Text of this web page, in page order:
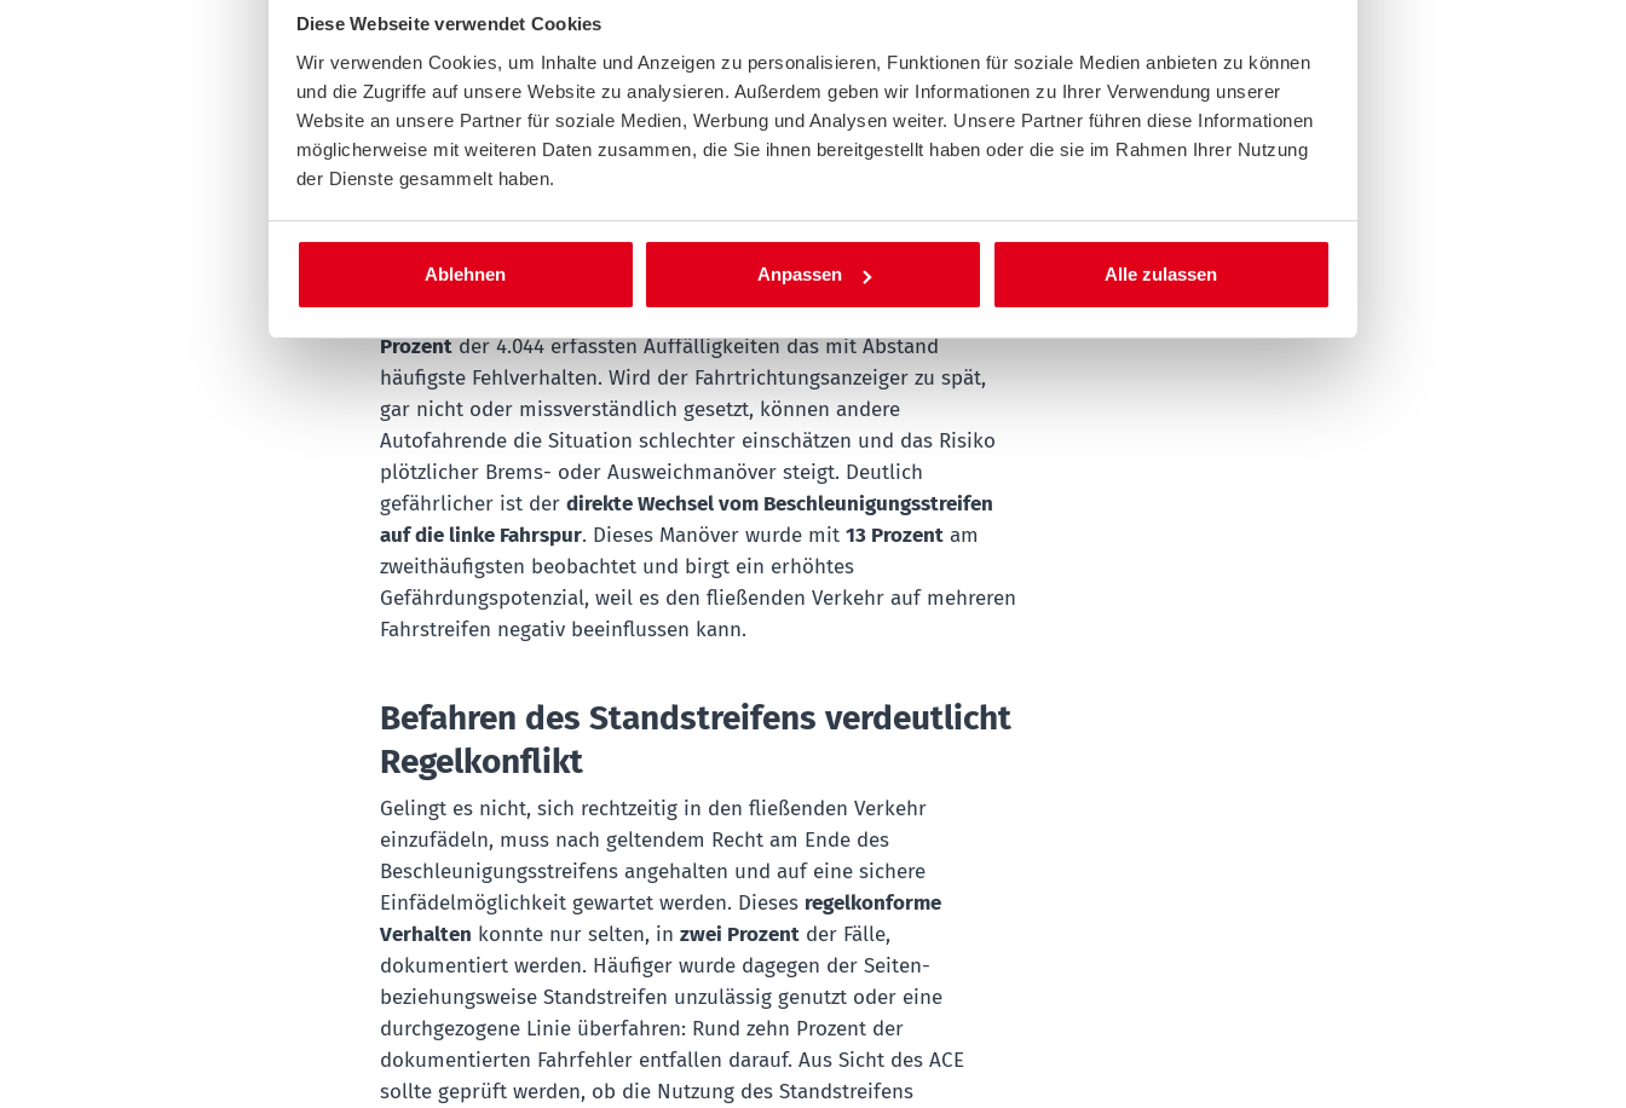
Diese Webseite verwendet Cookies
Wir verwenden Cookies, um Inhalte und Anzeigen zu personalisieren, Funktionen für soziale Medien anbieten zu können
und die Zugriffe auf unsere Website zu analysieren. Außerdem geben wir Informationen zu Ihrer Verwendung unserer
Website an unsere Partner für soziale Medien, Werbung und Analysen weiter. Unsere Partner führen diese Informationen
möglicherweise mit weiteren Daten zusammen, die Sie ihnen bereitgestellt haben oder die sie im Rahmen Ihrer Nutzung
der Dienste gesammelt haben.
Ablehnen Anpassen Alle zulassen
Fehler beim Blinken sind das häufigste
Problem beim Auffahren
Wer sicher auf eine Fernstraße auffahren möchte, sollte den
Beschleunigungsstreifen über seine gesamte Länge nutzen,
frühzeitig blinken und die Geschwindigkeit zügig an den fließenden
Verkehr anpassen. Dass genau das vielen Verkehrsteilnehmenden
nicht immer gelingt, zeigen die Ergebnisse der ACE-Untersuchung:
Fehlerhaftes, falsches oder unterlassenes Blinken war mit 69
Prozentder 4.044 erfassten Auffälligkeiten das mit Abstand
häufigste Fehlverhalten. Wird der Fahrtrichtungsanzeiger zu spät,
gar nicht oder missverständlich gesetzt, können andere
Autofahrende die Situation schlechter einschätzen und das Risiko
plötzlicher Brems- oder Ausweichmanöver steigt. Deutlich
gefährlicher ist der direkte Wechsel vom Beschleunigungsstreifen
auf die linke Fahrspur. Dieses Manöver wurde mit 13 Prozentam
zweithäufigsten beobachtet und birgt ein erhöhtes
Gefährdungspotenzial, weil es den fließenden Verkehr auf mehreren
Fahrstreifen negativ beeinflussen kann.
Befahren des Standstreifens verdeutlicht
Regelkonflikt
Gelingt es nicht, sich rechtzeitig in den fließenden Verkehr
einzufädeln, muss nach geltendem Recht am Ende des
Beschleunigungsstreifens angehalten und auf eine sichere
Einfädelmöglichkeit gewartet werden. Dieses regelkonforme
Verhalten konnte nur selten, in zwei Prozentder Fälle,
dokumentiert werden. Häufiger wurde dagegen der Seiten-
beziehungsweise Standstreifen unzulässig genutzt oder eine
durchgezogene Linie überfahren: Rund zehn Prozent der
dokumentierten Fahrfehler entfallen darauf. Aus Sicht des ACE
sollte geprüft werden, ob die Nutzung des Standstreifens